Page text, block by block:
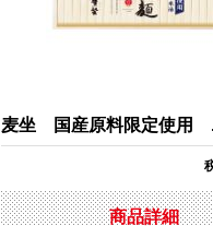
麦坐 国産原料限定使用
商品詳細